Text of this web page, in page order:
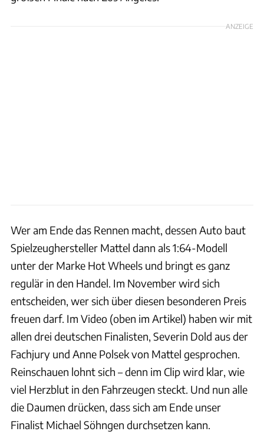
ANZEIGE
Wer am Ende das Rennen macht, dessen Auto baut
Spielzeughersteller Mattel dann als 1:64-Modell
unter der Marke Hot Wheels und bringt es ganz
regulär in den Handel. Im November wird sich
entscheiden, wer sich über diesen besonderen Preis
freuen darf. Im Video (oben im Artikel) haben wir mit
allen drei deutschen Finalisten, Severin Dold aus der
Fachjury und Anne Polsek von Mattel gesprochen.
Reinschauen lohnt sich – denn im Clip wird klar, wie
viel Herzblut in den Fahrzeugen steckt. Und nun alle
die Daumen drücken, dass sich am Ende unser
Finalist Michael Söhngen durchsetzen kann.